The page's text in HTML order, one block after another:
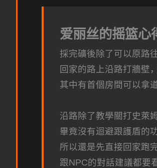
爱丽丝的摇篮心
採完礦後除了可以原路
回家的路上沿路打牆壁
其中有首個房間可以拿
沿路除了教學關打史萊
畢竟沒有迴避跟護盾的
所以還是先直接回家跑
跟NPC的對話建議都要